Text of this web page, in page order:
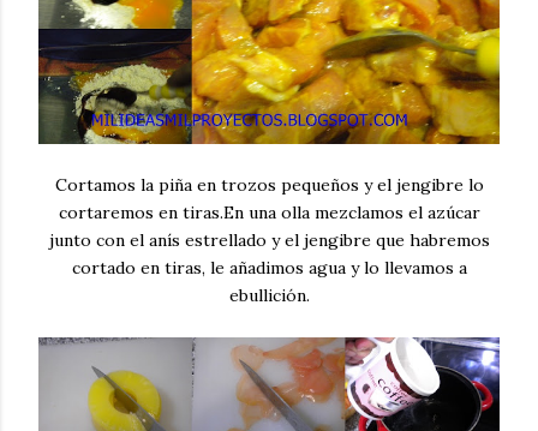
Cortamos la piña en trozos pequeños y el jengibre lo
cortaremos en tiras.En una olla mezclamos el azúcar
junto con el anís estrellado y el jengibre que habremos
cortado en tiras, le añadimos agua y lo llevamos a
ebullición.